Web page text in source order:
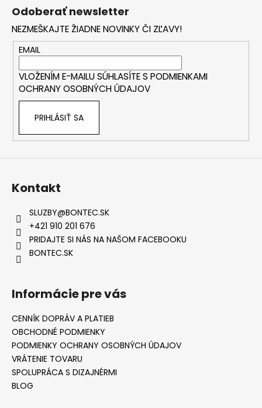
Odoberať newsletter
NEZMEŠKAJTE ŽIADNE NOVINKY ČI ZĽAVY!
EMAIL
VLOŽENÍM E-MAILU SÚHLASÍTE S PODMIENKAMI
OCHRANY OSOBNÝCH ÚDAJOV
PRIHLÁSIŤ SA
Kontakt
SLUZBY@BONTEC.SK
+421 910 201 676
PRIDAJTE SI NÁS NA NAŠOM FACEBOOKU
BONTEC.SK
Informácie pre vás
CENNÍK DOPRÁV A PLATIEB
OBCHODNÉ PODMIENKY
PODMIENKY OCHRANY OSOBNÝCH ÚDAJOV
VRÁTENIE TOVARU
SPOLUPRÁCA S DIZAJNÉRMI
BLOG